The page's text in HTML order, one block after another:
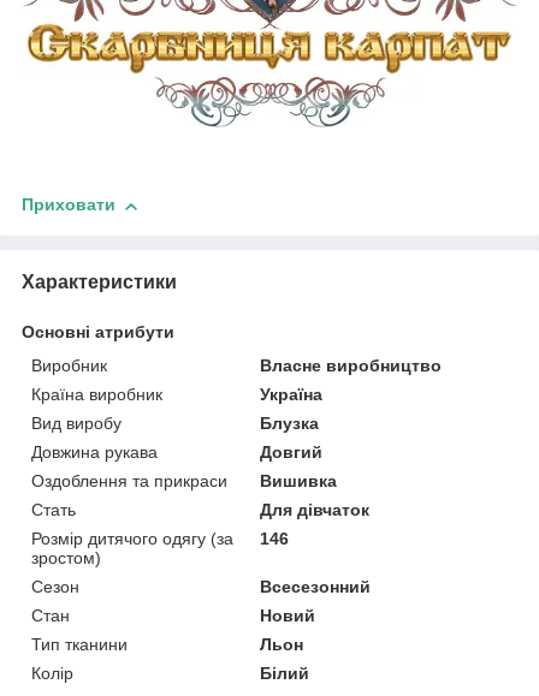
Приховати
Характеристики
Основні атрибути
Виробник
Власне виробництво
Країна виробник
Україна
Вид виробу
Блузка
Довжина рукава
Довгий
Оздоблення та прикраси
Вишивка
Стать
Для дівчаток
Розмір дитячого одягу (за
зростом)
146
Сезон
Всесезонний
Стан
Новий
Тип тканини
Льон
Колір
Білий